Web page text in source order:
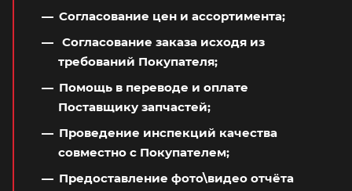
Согласование цен и ассортимента;
Согласование заказа исходя из
требований Покупателя;
Помощь в переводе и оплате
Поставщику запчастей;
Проведение инспекций качества
совместно с Покупателем;
Предоставление фото\видео отчёта